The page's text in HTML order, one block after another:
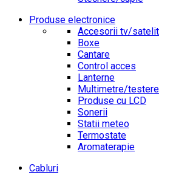
Produse electronice
Accesorii tv/satelit
Boxe
Cantare
Control acces
Lanterne
Multimetre/testere
Produse cu LCD
Sonerii
Statii meteo
Termostate
Aromaterapie
Cabluri